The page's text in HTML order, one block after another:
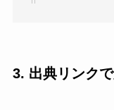
3. 出典リンク